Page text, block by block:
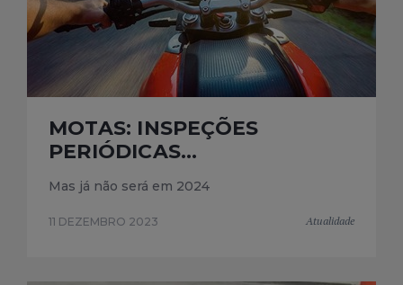
MOTAS: INSPEÇÕES
PERIÓDICAS...
Mas já não será em 2024
11 DEZEMBRO 2023 Atualidade